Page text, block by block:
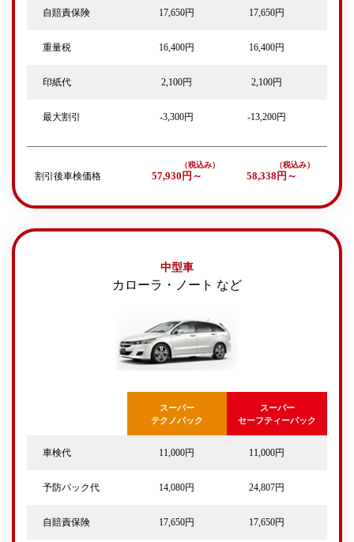
自賠責保険 17,650円 17,650円
重量税 16,400円 16,400円
印紙代 2,100円 2,100円
最大割引 -3,300円 -13,200円
割引後車検価格 57,930円～ 58,338円～
中型車
カローラ・ノート など
スーパー
テクノパック
スーパー
セーフティーパック
車検代 11,000円 11,000円
予防パック代 14,080円 24,807円
自賠責保険 17,650円 17,650円